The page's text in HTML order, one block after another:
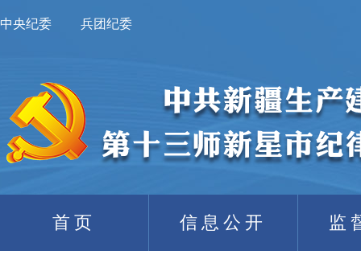
中央纪委 兵团纪委
首页 信息公开 监